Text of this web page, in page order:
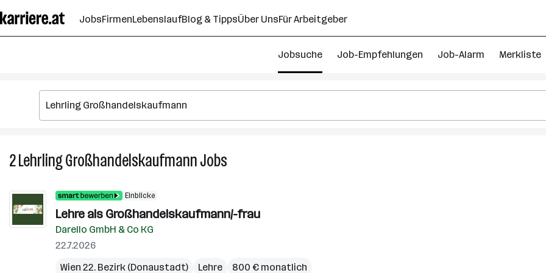
Seiteninhalt
springen
JobsFirmenLebenslaufBlog & TippsÜber UnsFür Arbeitgeber
Jobsuche Job-Empfehlungen Job-Alarm Merkliste
2Lehrling GroßhandelskaufmannJobs
Einblicke
Lehre als Großhandelskaufmann/-frau
Darello GmbH & Co KG
22.7.2026
Wien 22. Bezirk (Donaustadt)
Lehre 800 € monatlich